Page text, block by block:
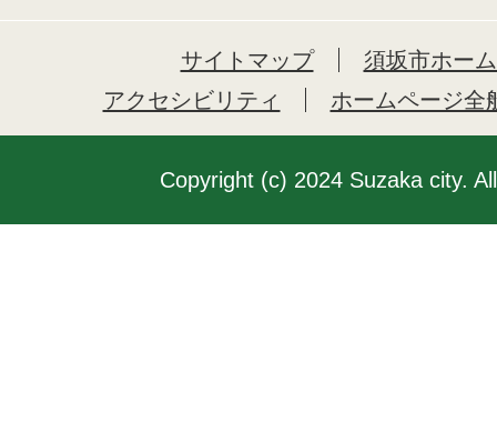
サイトマップ
須坂市ホー
アクセシビリティ
ホームページ全
Copyright (c) 2024 Suzaka city.